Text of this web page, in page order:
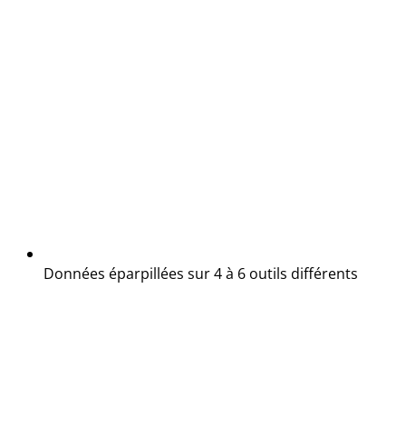
Données éparpillées sur 4 à 6 outils différents